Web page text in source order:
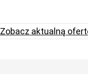
Zobacz aktualną